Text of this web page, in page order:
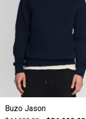
Buzo Jason